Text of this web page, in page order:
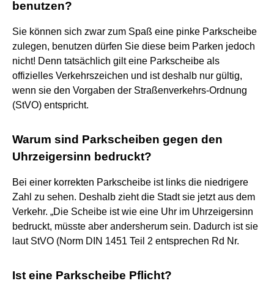
benutzen?
Sie können sich zwar zum Spaß eine pinke Parkscheibe
zulegen, benutzen dürfen Sie diese beim Parken jedoch
nicht! Denn tatsächlich gilt eine Parkscheibe als
offizielles Verkehrszeichen und ist deshalb nur gültig,
wenn sie den Vorgaben der Straßenverkehrs-Ordnung
(StVO) entspricht.
Warum sind Parkscheiben gegen den
Uhrzeigersinn bedruckt?
Bei einer korrekten Parkscheibe ist links die niedrigere
Zahl zu sehen. Deshalb zieht die Stadt sie jetzt aus dem
Verkehr. „Die Scheibe ist wie eine Uhr im Uhrzeigersinn
bedruckt, müsste aber andersherum sein. Dadurch ist sie
laut StVO (Norm DIN 1451 Teil 2 entsprechen Rd Nr.
Ist eine Parkscheibe Pflicht?